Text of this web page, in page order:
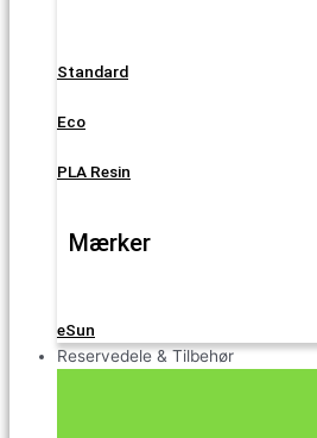
Standard
Eco
PLA Resin
Mærker
eSun
Reservedele & Tilbehør